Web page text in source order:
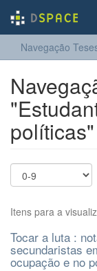
Navegação
políticas"
Itens para a
Tocar a luta :
secundaristas
ocupação e no